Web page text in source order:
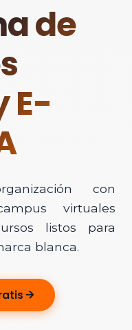
de
E-
con
virtuales
listos para
blanca.